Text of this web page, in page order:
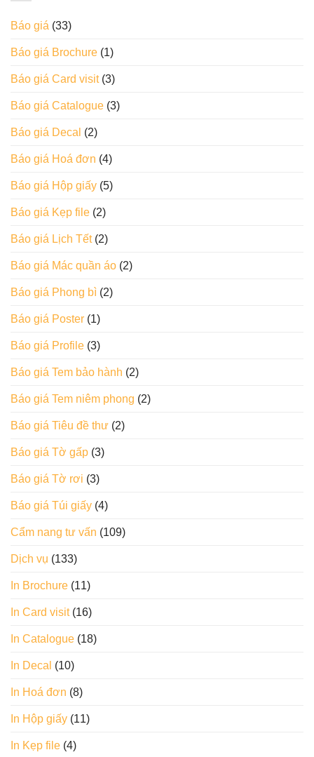
Báo giá (33)
Báo giá Brochure (1)
Báo giá Card visit(3)
Báo giá Catalogue (3)
Báo giá Decal (2)
Báo giá Hoá đơn (4)
Báo giá Hộp giấy (5)
Báo giá Kẹp file (2)
Báo giá Lịch Tết(2)
Báo giá Mác quần áo (2)
Báo giá Phong bì (2)
Báo giá Poster (1)
Báo giá Profile (3)
Báo giá Tem bảo hành (2)
Báo giá Tem niêm phong (2)
Báo giá Tiêu đề thư (2)
Báo giá Tờ gấp (3)
Báo giá Tờ rơi (3)
Báo giá Túi giấy (4)
Cẩm nang tư vấn (109)
Dịch vụ (133)
In Brochure (11)
In Card visit(16)
In Catalogue (18)
In Decal (10)
In Hoá đơn (8)
In Hộp giấy (11)
In Kẹp file (4)